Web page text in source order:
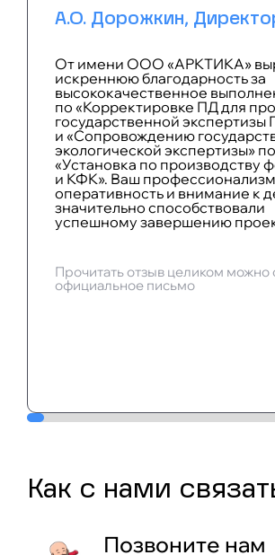
А.О. Дорожкин,
От имени ООО «АРКТИКА»
искреннюю благодарность за
высококачественное
по «Корректировке ПД для
государственной
и «Сопровождению
экологической экспертизы»
«Установка по производству
и КФК». Ваш
оперативность и внимание к
значительно способствовали
успешному завершению
Прочитать отзыв целиком можно
официальное письмо
Как c нами
Позвоните нам